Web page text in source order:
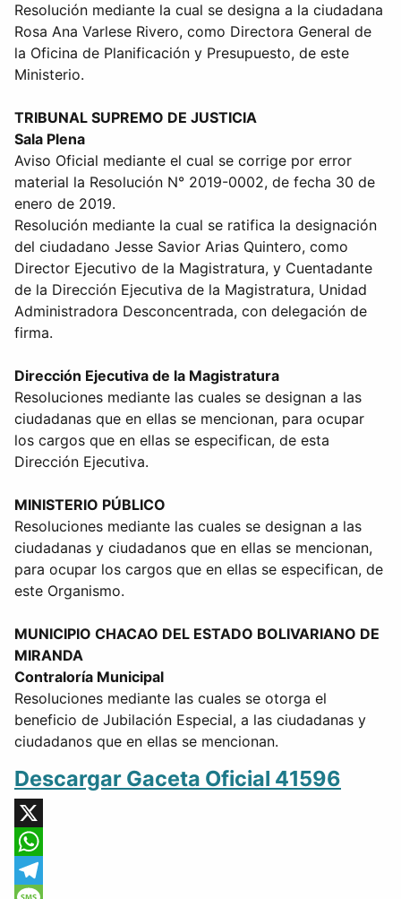
Resolución mediante la cual se designa a la ciudadana
Rosa Ana Varlese Rivero, como Directora General de
la Oficina de Planificación y Presupuesto, de este
Ministerio.
TRIBUNAL SUPREMO DE JUSTICIA
Sala Plena
Aviso Oficial mediante el cual se corrige por error
material la Resolución N° 2019-0002, de fecha 30 de
enero de 2019.
Resolución mediante la cual se ratifica la designación
del ciudadano Jesse Savior Arias Quintero, como
Director Ejecutivo de la Magistratura, y Cuentadante
de la Dirección Ejecutiva de la Magistratura, Unidad
Administradora Desconcentrada, con delegación de
firma.
Dirección Ejecutiva de la Magistratura
Resoluciones mediante las cuales se designan a las
ciudadanas que en ellas se mencionan, para ocupar
los cargos que en ellas se especifican, de esta
Dirección Ejecutiva.
MINISTERIO PÚBLICO
Resoluciones mediante las cuales se designan a las
ciudadanas y ciudadanos que en ellas se mencionan,
para ocupar los cargos que en ellas se especifican, de
este Organismo.
MUNICIPIO CHACAO DEL ESTADO BOLIVARIANO DE
MIRANDA
Contraloría Municipal
Resoluciones mediante las cuales se otorga el
beneficio de Jubilación Especial, a las ciudadanas y
ciudadanos que en ellas se mencionan.
Descargar Gaceta Oficial 41596
X
WhatsApp